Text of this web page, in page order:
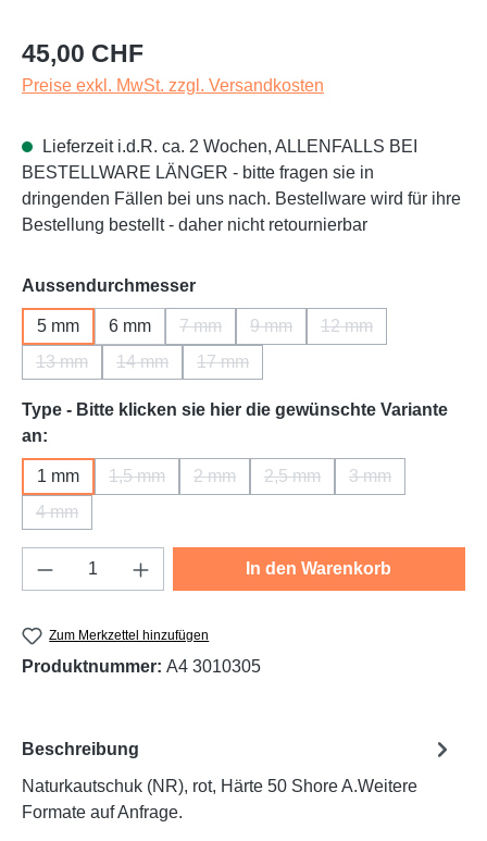
Regulärer Preis:
45,00 CHF
Preise exkl. MwSt. zzgl. Versandkosten
Lieferzeit i.d.R. ca. 2 Wochen, ALLENFALLS BEI
BESTELLWARE LÄNGER - bitte fragen sie in
dringenden Fällen bei uns nach. Bestellware wird für ihre
Bestellung bestellt - daher nicht retournierbar
Aussendurchmesserauswählen
5 mm 6 mm 7 mm 9 mm 12 mm
13 mm
(Diese Option ist zurzeit nicht verfügbar.)
14 mm
(Diese Option ist zurzeit nicht verfügbar.)
17 mm
(Diese Option ist zurzeit nicht
Type - Bitte klicken sie hier die gewünschte Variante
an:
1 mm 1,5 mm
(Diese Option ist zurzeit nicht verfügbar.)
2 mm
(Diese Option ist zurzeit nicht
2,5 mm 3 mm
4 mm
(Diese Option ist zurzeit nicht verfügbar.)
Produkt Anzahl: Gib den gewünschten
In den Warenkorb
Zum Merkzettel hinzufügen
Produktnummer: A4 3010305
Beschreibung
Naturkautschuk (NR), rot, Härte 50 Shore A.Weitere
Formate auf Anfrage.